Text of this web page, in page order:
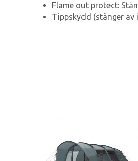
Flame out protect:
Tippskydd (stänger av